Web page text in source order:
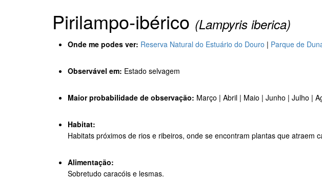
Pirilampo-ibérico (Lampyris iberica)
Onde me podes ver: Reserva Natural do Estuário do Douro | Parque de
Observável em: Estado selvagem
Maior probabilidade de observação: Março | Abril | Maio | Junho | Julho |
Habitat:
Habitats próximos de rios e ribeiros, onde se encontram plantas que atraem
Alimentação:
Sobretudo caracóis e lesmas.